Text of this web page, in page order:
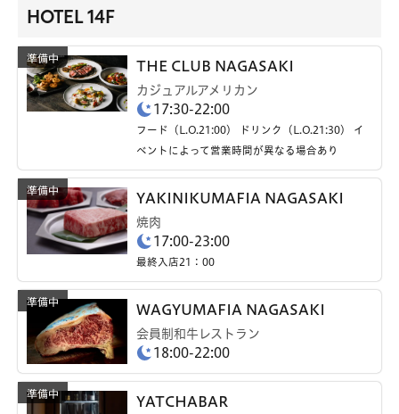
HOTEL 14F
THE CLUB NAGASAKI
カジュアルアメリカン
17:30-22:00
フード（L.O.21:00） ドリンク（L.O.21:30） イ
ベントによって営業時間が異なる場合あり
YAKINIKUMAFIA NAGASAKI
焼肉
17:00-23:00
最終入店21：00
WAGYUMAFIA NAGASAKI
会員制和牛レストラン
18:00-22:00
YATCHABAR